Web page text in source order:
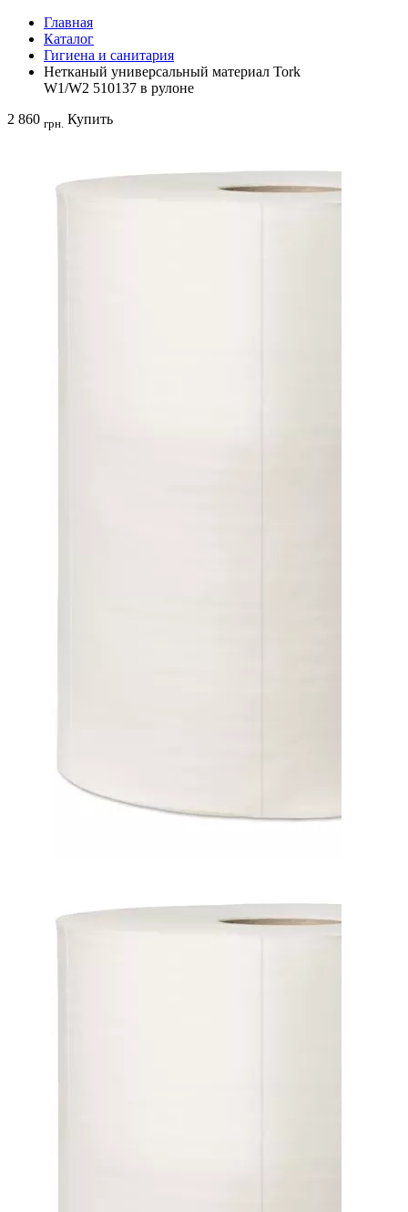
Главная
Каталог
Гигиена и санитария
Нетканый универсальный материал Tork
W1/W2 510137 в рулоне
2 860 грн. Купить